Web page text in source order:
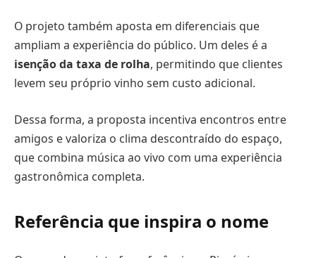
O projeto também aposta em diferenciais que
ampliam a experiência do público. Um deles é a
isenção da taxa de rolha, permitindo que clientes
levem seu próprio vinho sem custo adicional.
Dessa forma, a proposta incentiva encontros entre
amigos e valoriza o clima descontraído do espaço,
que combina música ao vivo com uma experiência
gastronômica completa.
Referência que inspira o nome